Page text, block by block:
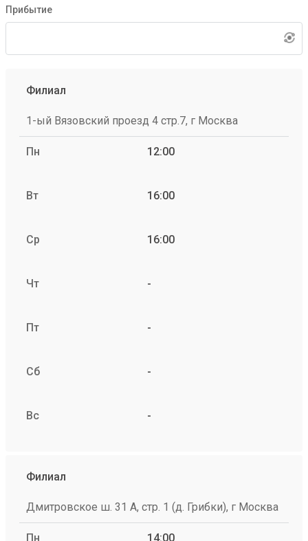
Прибытие
Филиал
1-ый Вязовский проезд 4 стр.7, г Москва
Пн 12:00
Вт 16:00
Ср 16:00
Чт -
Пт -
Сб -
Вс -
Филиал
Дмитровское ш. 31 А, стр. 1 (д. Грибки), г Москва
Пн 14:00